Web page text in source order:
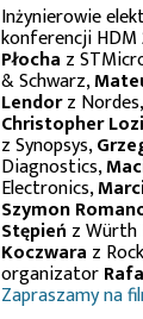
Inżynierowie
konferencji HDM
Płocha z
& Schwarz,
Lendorz Nordes,
Christopher
z Synopsys,
Diagnostics,
Electronics,
Szymon
Stępień z Würth
Koczwara z
organizator
Zapraszamy na